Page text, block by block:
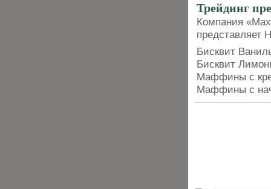
Трейдинг
Компания
Бисквит
Бисквит
Маффины с
Маффины с